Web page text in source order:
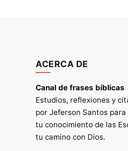
ACERCA DE
Canal de frases bíblicas
Estudios, reflexiones y
por Jeferson Santos
tu conocimiento de las
tu camino con Dios.